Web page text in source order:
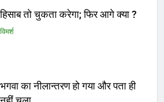
हिसाब तो चुकता करेगा; फिर आगे क्या ?
भगवा का नीलान्तरण हो गया और पता ही
नहीं चला